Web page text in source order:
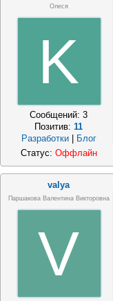
Олеся
K
Сообщений:3
Позитив:11
Разработки
Блог
Статус: Оффлайн
valya
Паршакова Валентина Викторовна
V